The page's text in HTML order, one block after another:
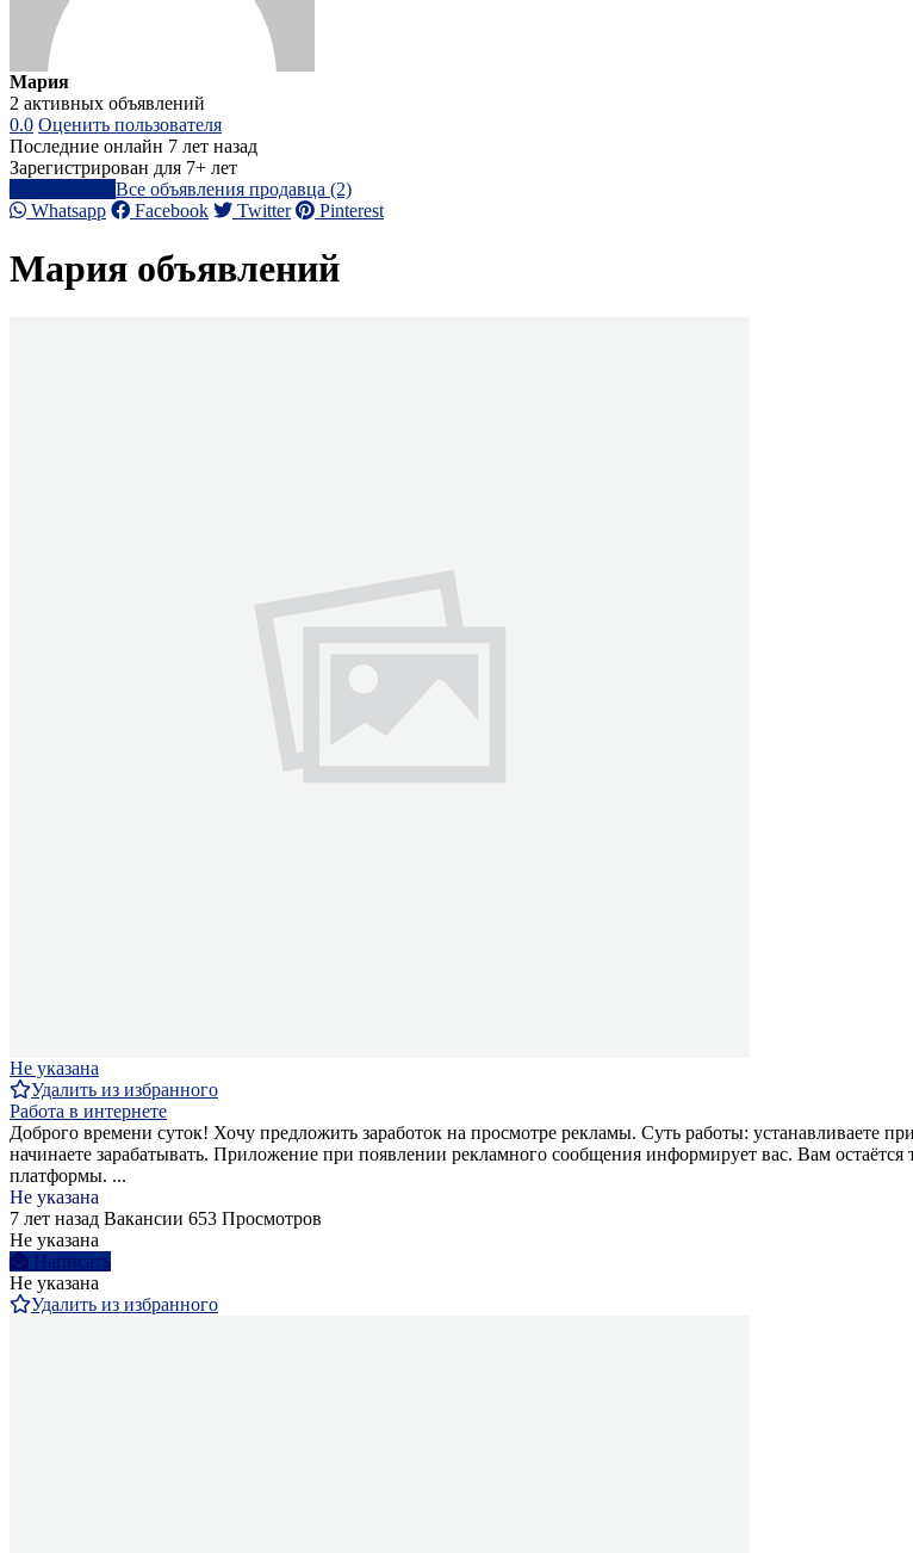
Мария
2 активных объявлений
0.0 Оценить пользователя
Последние онлайн 7 лет назад
Зарегистрирован для 7+ лет
Все объявления продавца (2)
Whatsapp
Facebook Twitter Pinterest
Мария объявлений
Не указана
Удалить из избранного
Работа в интернете
Доброго времени суток! Хочу предложить заработок на просмотре рекламы. Суть работы: устанавливаете
начинаете зарабатывать. Приложение при появлении рекламного сообщения информирует вас. Вам
платформы. ...
Не указана
7 лет назад Вакансии 653 Просмотров
Не указана
Написать
Не указана
Удалить из избранного